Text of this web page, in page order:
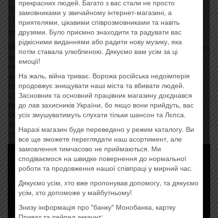
10 You’re Not Alone 3:21
11 Space Enough To Grow 3:38
Стиль: Metalcore
Restoring Force — третій студійний альбом американської рок-
групи Of Mice & Men. Це перший альбом гурту, у якому
виступає басист і чистий вокаліст Аарон Полі. Він був
випущений 24 січня 2014 року в Європі та Австралії, 27 січня
2014 року в Японії та Великобританії та 28 січня 2014 року в
США на Rise Records. Його продюсував Девід Бендет.
Розкішне видання альбому під назвою Restoring Force: Full
Circle було випущено 20 лютого 2015 року. Він містив чотири
бонус-треки, включаючи акустичну версію «Feels Like
Forever».
прекрасних людей. Багато з вас стали не просто
замовниками у звичайному інтернет-магазині, а
приятелями, цікавими співрозмовниками та навіть
друзями. Було приємно знаходити та радувати вас
рідкісними виданнями або радити нову музику, яка
потім ставала улюбленою. Дякуємо вам усім за ці
емоції!
На жаль, війна триває. Ворожа російська недоімперія
продовжує знищувати наші міста та вбивати людей.
Засновник та основний працівник магазину доєднався
до лав захисників України, бо якщо вони прийдуть, вас
усіх змушуватимуть слухати тільки шансон та Лєпса.
Наразі магазин буде переведено у режим каталогу. Ви
все ще зможете переглядати наш асортимент, але
замовлення тимчасово не приймаються. Ми
сподіваємося на швидке повернення до нормальної
роботи та продовження нашої співпраці у мирний час.
Дякуємо усім, хто вже пропонував допомогу, та дякуємо
усім, хто допоможе у майбутньому!
Знизу інформація про "банку" Монобанка, картку